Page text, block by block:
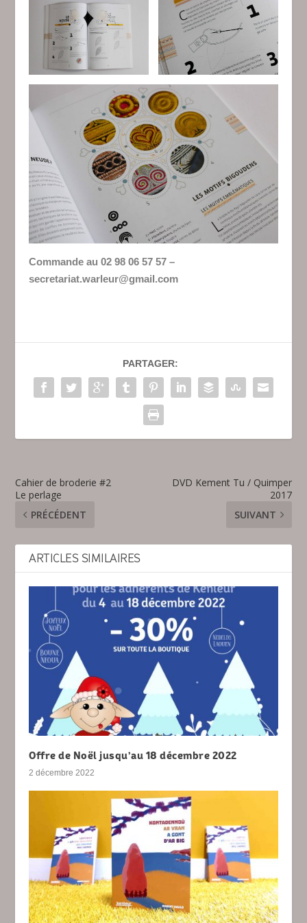
Commande au 02 98 06 57 57 –
secretariat.warleur@gmail.com
PARTAGER:
Cahier de broderie #2
Le perlage
PRÉCÉDENT
DVD Kement Tu / Quimper
2017
SUIVANT
ARTICLES SIMILAIRES
Offre de Noël jusqu’au 18 décembre 2022
2 décembre 2022